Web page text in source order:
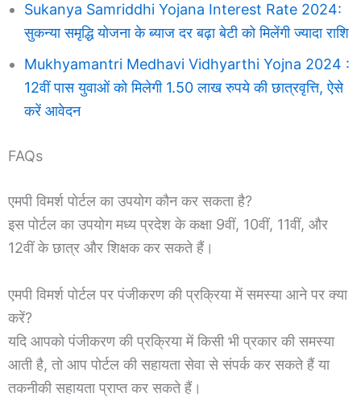
Sukanya Samriddhi Yojana Interest Rate 2024:
सुकन्या समृद्धि योजना के ब्याज दर बढ़ा बेटी को मिलेंगी ज्यादा राशि
Mukhyamantri Medhavi Vidhyarthi Yojna 2024 :
12वीं पास युवाओं को मिलेगी 1.50 लाख रुपये की छात्रवृत्ति, ऐसे
करें आवेदन
FAQs
एमपी विमर्श पोर्टल का उपयोग कौन कर सकता है?
इस पोर्टल का उपयोग मध्य प्रदेश के कक्षा 9वीं, 10वीं, 11वीं, और
12वीं के छात्र और शिक्षक कर सकते हैं।
एमपी विमर्श पोर्टल पर पंजीकरण की प्रक्रिया में समस्या आने पर क्या
करें?
यदि आपको पंजीकरण की प्रक्रिया में किसी भी प्रकार की समस्या
आती है, तो आप पोर्टल की सहायता सेवा से संपर्क कर सकते हैं या
तकनीकी सहायता प्राप्त कर सकते हैं।